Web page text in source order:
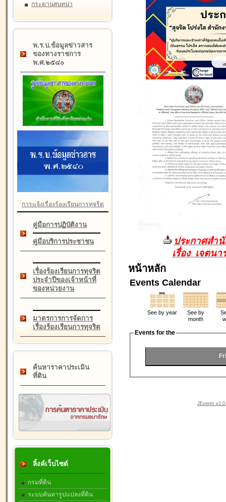
กระดานสนทนา
พ.ร.บ.ข้อมูลข่าวสาร
ของทางราชการ
พ.ศ.๒๕๔๐
การแจ้งเรื่องร้องเรียนการทุจริต
คู่มือการปฏิบัติงาน
คู่มือบริการประชาชน
เรื่องร้องเรียนการทุจริต
ประจำปีของเจ้าหน้าที่
ของหน่วยงาน
มาตรการการจัดการ
เรื่องร้องเรียนการทุจริต
ค้นหาราคาประเมิน
ที่ดิน
ลิ้งค์เว็บไซต์
กรมที่ดิน
ระบบค้นหารูปแปลงที่ดิน
ประกาศสำ
เรื่อง เจตน
หน้าหลัก
Events Calendar
See by year
See by
month
Events for the
JEvents